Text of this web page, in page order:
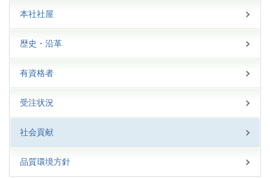
本社社屋
歴史・沿革
有資格者
受注状況
社会貢献
品質環境方針